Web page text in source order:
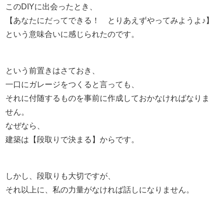
このDIYに出会ったとき、
【あなたにだってできる！ とりあえずやってみようよ♪】
という意味合いに感じられたのです。
という前置きはさておき、
一口にガレージをつくると言っても、
それに付随するものを事前に作成しておかなければなりま
せん。
なぜなら、
建築は【段取りで決まる】からです。
しかし、段取りも大切ですが、
それ以上に、私の力量がなければ話しになりません。